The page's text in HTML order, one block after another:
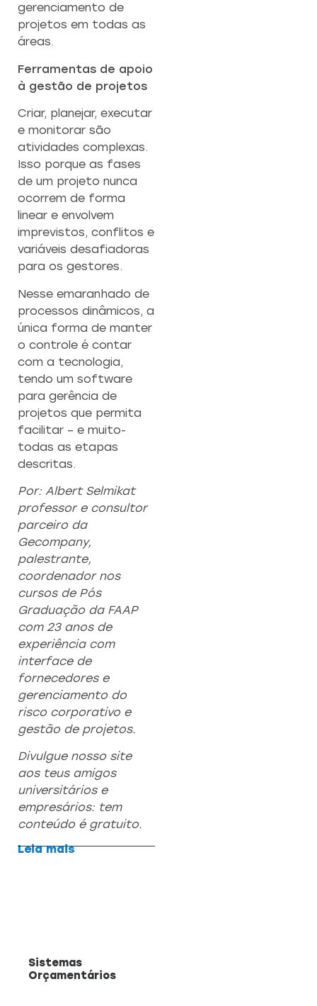
gerenciamento de
projetos em todas as
áreas.
Ferramentas de apoio
à gestão de projetos
Criar, planejar, executar
e monitorar são
atividades complexas.
Isso porque as fases
de um projeto nunca
ocorrem de forma
linear e envolvem
imprevistos, conflitos e
variáveis desafiadoras
para os gestores.
Nesse emaranhado de
processos dinâmicos, a
única forma de manter
o controle é contar
com a tecnologia,
tendo um software
para gerência de
projetos que permita
facilitar – e muito-
todas as etapas
descritas.
Por: Albert Selmikat
professor e consultor
parceiro da
Gecompany,
palestrante,
coordenador nos
cursos de Pós
Graduação da FAAP
com 23 anos de
experiência com
interface de
fornecedores e
gerenciamento do
risco corporativo e
gestão de projetos.
Divulgue nosso site
aos teus amigos
universitários e
empresários: tem
conteúdo é gratuito.
Leia mais
Sistemas
Orçamentários